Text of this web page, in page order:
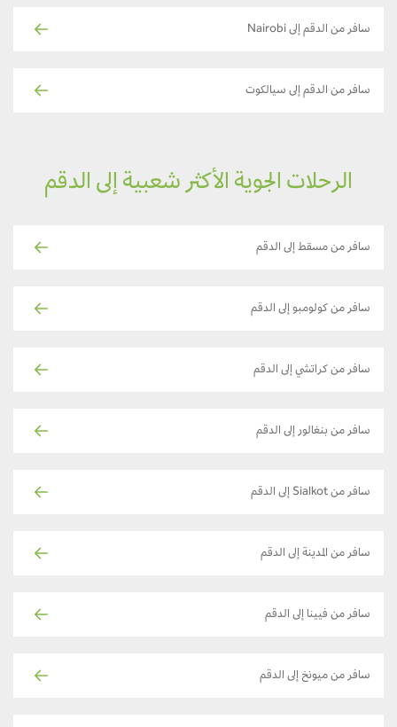
سافر من الدقم إلى Nairobi
سافر من الدقم إلى سيالكوت
الرحلات الجوية الأكثر شعبية إلى الدقم
سافر من مسقط إلى الدقم
سافر من كولومبو إلى الدقم
سافر من كراتشي إلى الدقم
سافر من بنغالور إلى الدقم
سافر من Sialkot إلى الدقم
سافر من المدينة إلى الدقم
سافر من فيينا إلى الدقم
سافر من ميونخ إلى الدقم